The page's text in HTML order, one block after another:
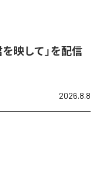
映して」を配信
2026.8.8